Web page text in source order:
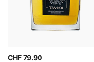
CHF 79.90